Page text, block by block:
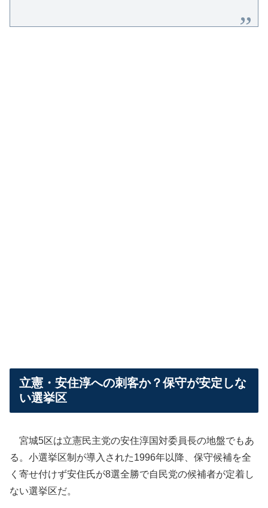
立憲・安住淳への刺客か？保守が安定しな
い選挙区
宮城5区は立憲民主党の安住淳国対委員長の地盤でもあ
る。小選挙区制が導入された1996年以降、保守候補を全
く寄せ付けず安住氏が8選全勝で自民党の候補者が定着し
ない選挙区だ。